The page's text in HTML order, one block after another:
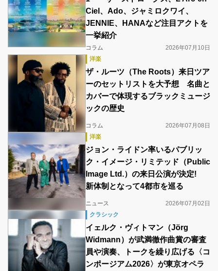
Ciel、Ado、ジャミロクワイ、
JENNIE、HANAなど注目アクトを
一挙紹介
コラム
2026年07月10日
洋楽
ザ・ルーツ（The Roots）来日ツア
ーのセットリストを大予想 名曲と
カバーで体現するブラックミュージ
ックの歴史
コラム
2026年07月08日
洋楽
ジョン・ライドン率いるパブリッ
ク・イメージ・リミテッド（Public
Image Ltd.）の来日公演が決定!
新体制となって4都市を巡る
ニュース
2026年07月02日
クラシック
イェルク・ヴィトマン（Jörg
Widmann）が武満徹作曲賞の審査
員や演奏、トークを繰り広げる〈コ
ンポージアム2026〉が東京オペラ